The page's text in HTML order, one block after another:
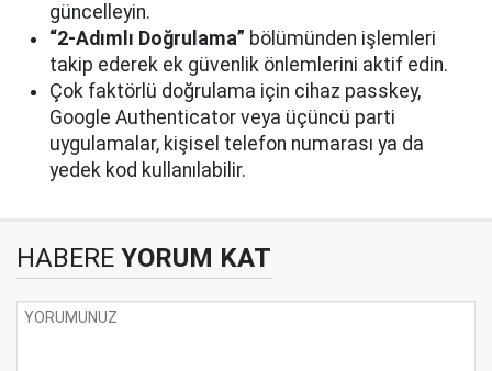
güncelleyin.
“2-Adımlı Doğrulama” bölümünden işlemleri
takip ederek ek güvenlik önlemlerini aktif edin.
Çok faktörlü doğrulama için cihaz passkey,
Google Authenticator veya üçüncü parti
uygulamalar, kişisel telefon numarası ya da
yedek kod kullanılabilir.
HABERE YORUM KAT